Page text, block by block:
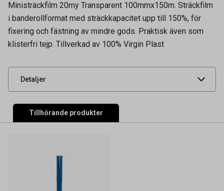
Ministräckfilm 20my Transparent 100mmx150m. Sträckfilm
i banderollformat med sträckkapacitet upp till 150%, för
fixering och fästning av mindre gods. Praktisk även som
klisterfri tejp. Tillverkad av 100% Virgin Plast
Detaljer
Artikelnummer 43010164
Leverantörens
UNSPSC 24141514
Tillhörande produkter